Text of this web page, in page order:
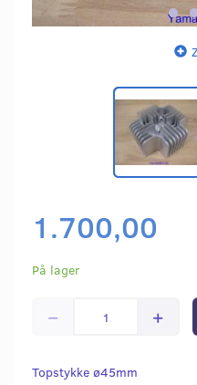
1.700,00
På lager
Topstykke ø45mm